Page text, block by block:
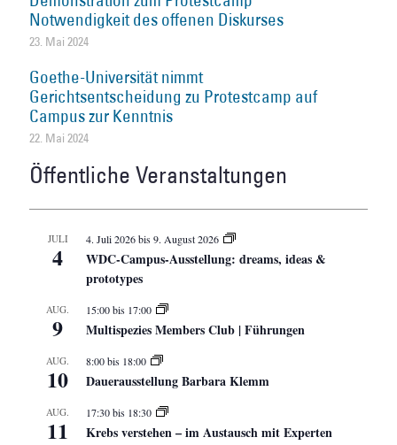
Notwendigkeit des offenen Diskurses
23. Mai 2024
Goethe-Universität nimmt
Gerichtsentscheidung zu Protestcamp auf
Campus zur Kenntnis
22. Mai 2024
Öffentliche Veranstaltungen
JULI
4
4. Juli 2026bis9. August 2026
WDC-Campus-Ausstellung: dreams, ideas &
prototypes
AUG.
9
15:00bis 17:00
Multispezies Members Club | Führungen
AUG.
10
8:00bis 18:00
Dauerausstellung Barbara Klemm
AUG.
11
17:30bis 18:30
Krebs verstehen – im Austausch mit Experten